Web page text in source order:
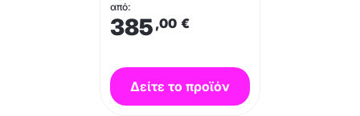
από:
385 ,00 €
Δείτε το προϊόν